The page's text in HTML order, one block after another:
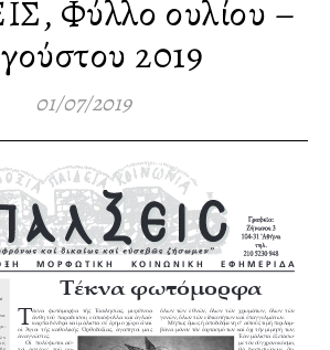
Φύλλο Ἰουλίου –
2019
01/07/2019